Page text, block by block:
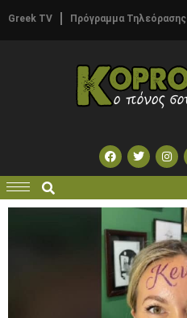
Greek TV Πρόγραμμα Τηλεόρασης